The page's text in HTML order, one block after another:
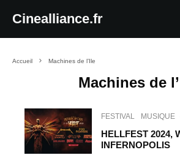
Cinealliance.fr
Accueil Machines de l’Ile
Machines de
FESTIVAL MUSIQUE
HELLFEST 2024,
INFERNOPOLIS